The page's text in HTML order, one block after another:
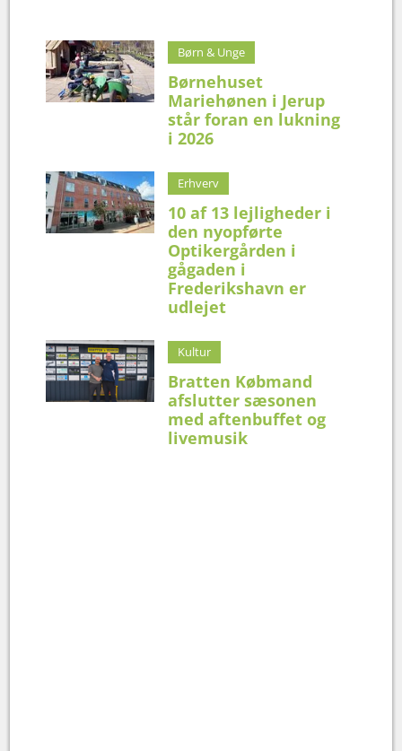
Børn & Unge
Børnehuset
Mariehønen i Jerup
står foran en lukning
i 2026
Erhverv
10 af 13 lejligheder i
den nyopførte
Optikergården i
gågaden i
Frederikshavn er
udlejet
Kultur
Bratten Købmand
afslutter sæsonen
med aftenbuffet og
livemusik